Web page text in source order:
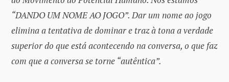
“DANDO UM NOME AO JOGO”. Dar um nome ao jogo
elimina a tentativa de dominar e traz à tona a verdade
superior do que está acontecendo na conversa, o que faz
com que a conversa se torne “autêntica”.